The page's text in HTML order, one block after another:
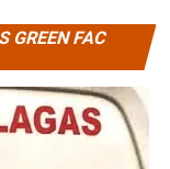
GREEN FAC